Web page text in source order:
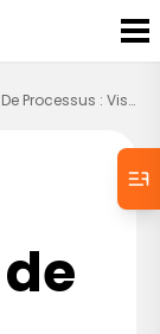
Graphiques De Processus : Visualisation Intuitive